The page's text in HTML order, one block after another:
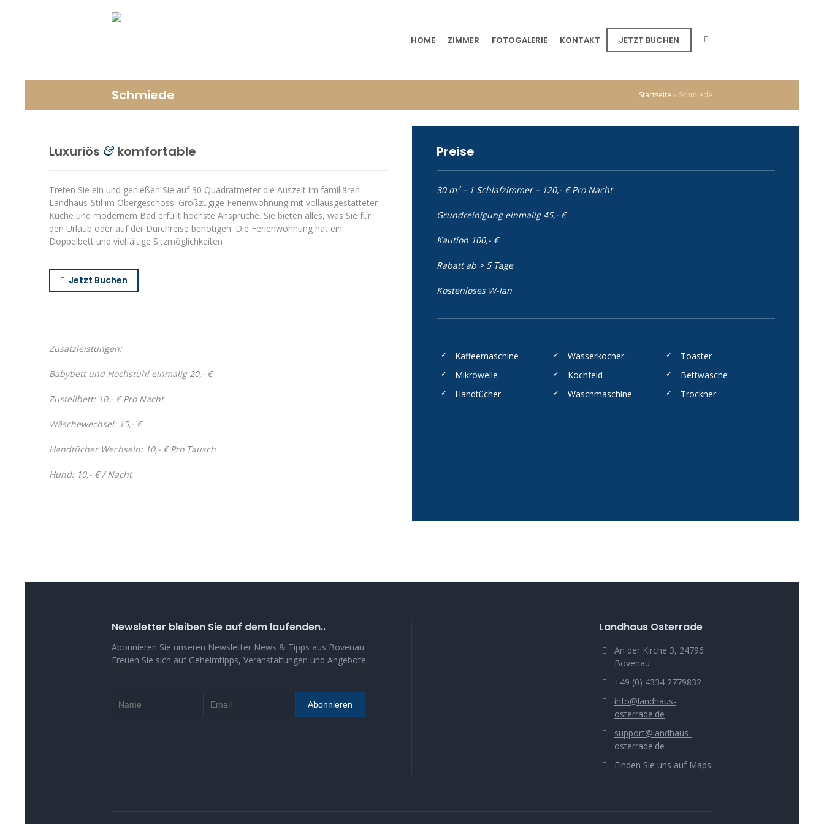
HOME ZIMMER FOTOGALERIE KONTAKT JETZT BUCHEN
Schmiede Startseite » Schmiede
Luxuriös &komfortable
Treten Sie ein und genießen Sie auf 30 Quadratmeter die Auszeit im familiären
Landhaus-Stil im Obergeschoss. Großzügige Ferienwohnung mit vollausgestatteter
Küche und modernem Bad erfüllt höchste Ansprüche. Sie bieten alles, was Sie für
den Urlaub oder auf der Durchreise benötigen. Die Ferienwohnung hat ein
Doppelbett und vielfältige Sitzmöglichkeiten
Jetzt Buchen
Zusatzleistungen:
Babybett und Hochstuhl einmalig 20,- €
Zustellbett: 10,- € Pro Nacht
Wäschewechsel: 15,- €
Handtücher Wechseln: 10,- € Pro Tausch
Hund: 10,- € / Nacht
Preise
30 m² – 1 Schlafzimmer – 120,- € Pro Nacht
Grundreinigung einmalig 45,- €
Kaution 100,- €
Rabatt ab > 5 Tage
Kostenloses W-lan
Kaffeemaschine Wasserkocher
Toaster
Mikrowelle
Kochfeld
Bettwäsche
Handtücher
Waschmaschine Trockner
Newsletter bleiben Sie auf dem laufenden..
Abonnieren Sie unseren Newsletter News & Tipps aus Bovenau
Freuen Sie sich auf Geheimtipps, Veranstaltungen und Angebote.
Landhaus Osterrade
An der Kirche 3, 24796
Bovenau
+49 (0) 4334 2779832
info@landhaus-
osterrade.de
support@landhaus-
osterrade.de
Finden Sie uns auf Maps